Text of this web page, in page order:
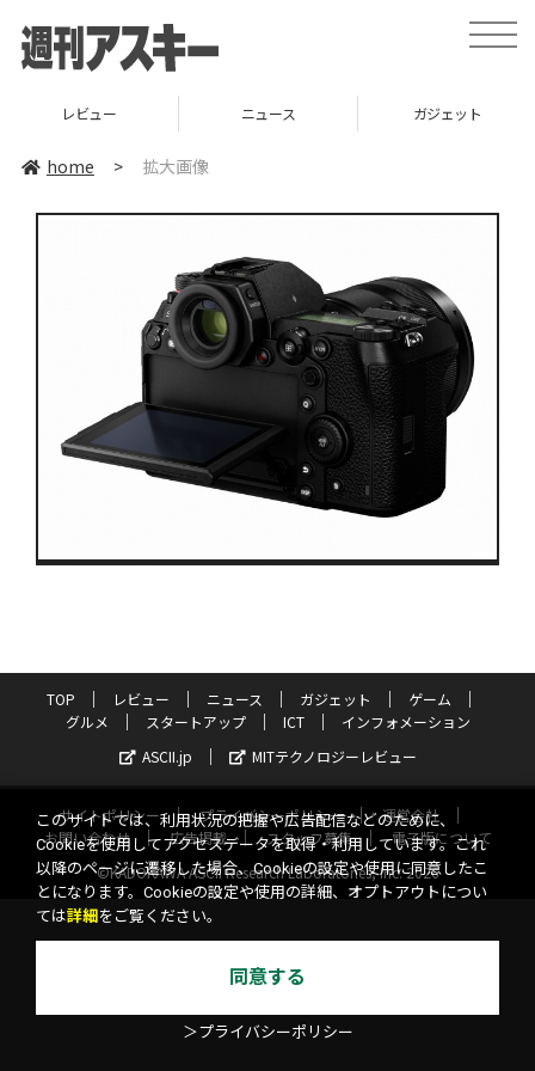
toggle
レビュー ニュース ガジェット
home > 拡大画像
TOP レビュー ニュース ガジェット
ゲーム
グルメ
スタートアップ ICT
インフォメーション
ASCII.jp
MITテクノロジーレビュー
サイトポリシー プライバシーポリシー
運営会社
お問い合わせ
広告掲載 スタッフ募集
電子版について
©KADOKAWA ASCII Research Laboratories, Inc. 2026
このサイトでは、利用状況の把握や広告配信などのために、
Cookieを使用してアクセスデータを取得・利用しています。これ
以降のページに遷移した場合、Cookieの設定や使用に同意したこ
とになります。Cookieの設定や使用の詳細、オプトアウトについ
ては詳細 をご覧ください。
同意する
＞プライバシーポリシー